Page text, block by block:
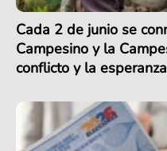
Cada 2 de junio se
Campesino y la
conflicto y la